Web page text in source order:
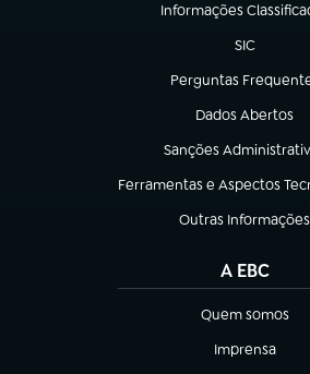
Informações
(abre em nova aba)
SIC
(abre em
Perguntas
(abre em nova aba)
Dados Abertos
(abre em nova
Sanções
(abre em nova aba)
Ferramentas e Aspectos
(abre em nova aba)
Outras Informações
(abre em nova aba)
A EBC
Quem somos
(abre em nova
Imprensa
(abre em nova